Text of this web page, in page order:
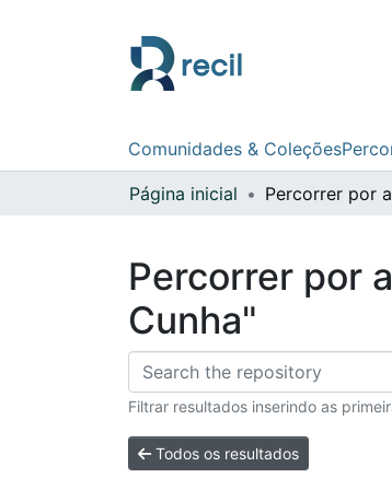
Comunidades & Coleções
Página inicial Percorrer por
Percorrer por
Cunha"
Filtrar resultados inserindo as
Todos os resultados